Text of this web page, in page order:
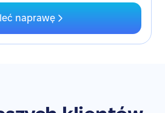
naprawę